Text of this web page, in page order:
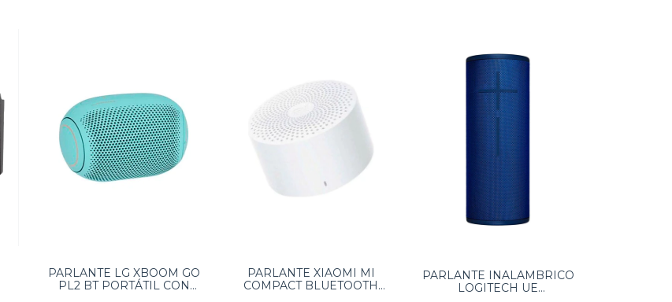
PARLANTE LG XBOOM GO
PL2 BT PORTÁTIL CON
PARLANTE XIAOMI MI
COMPACT BLUETOOTH
PARLANTE INALAMBRICO
LOGITECH UE